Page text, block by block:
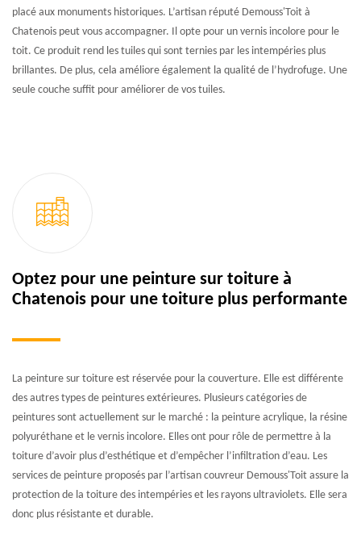
placé aux monuments historiques. L’artisan réputé Demouss'Toit à
Chatenois peut vous accompagner. Il opte pour un vernis incolore pour le
toit. Ce produit rend les tuiles qui sont ternies par les intempéries plus
brillantes. De plus, cela améliore également la qualité de l’hydrofuge. Une
seule couche suffit pour améliorer de vos tuiles.
Optez pour une peinture sur toiture à
Chatenois pour une toiture plus performante
La peinture sur toiture est réservée pour la couverture. Elle est différente
des autres types de peintures extérieures. Plusieurs catégories de
peintures sont actuellement sur le marché : la peinture acrylique, la résine
polyuréthane et le vernis incolore. Elles ont pour rôle de permettre à la
toiture d’avoir plus d’esthétique et d’empêcher l’infiltration d’eau. Les
services de peinture proposés par l’artisan couvreur Demouss'Toit assure la
protection de la toiture des intempéries et les rayons ultraviolets. Elle sera
donc plus résistante et durable.